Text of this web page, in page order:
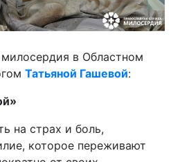
в Областном
Татьяной Гашевой:
на страх и боль,
которое переживают